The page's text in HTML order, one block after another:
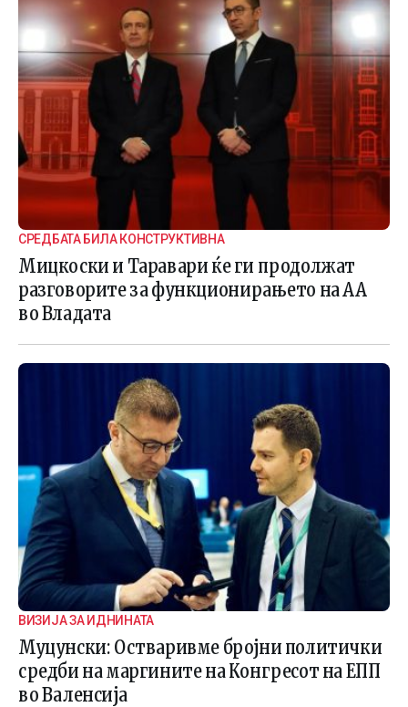
СРЕДБАТА БИЛА КОНСТРУКТИВНА
Мицкоски и Таравари ќе ги продолжат
разговорите за функционирањето на АА
во Владата
ВИЗИЈА ЗА ИДНИНАТА
Муцунски: Остваривме бројни политички
средби на маргините на Конгресот на ЕПП
во Валенсија